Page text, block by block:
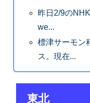
昨日2/9の
we...
標津サーモン
ス。現在...
東北